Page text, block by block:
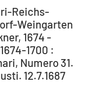
Reichs-
Weingarten
1674 -
1700 :
Numero 31.
12.7.1687